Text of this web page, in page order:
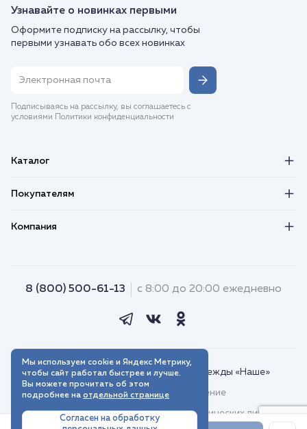
Узнавайте о новинках первыми
Оформите подписку на рассылку, чтобы
первыми узнавать обо всех новинках
Подписываясь на рассылку, вы соглашаетесь с
условиями Политики конфиденциальности
Каталог
Покупателям
Компания
8 (800) 500-61-13 с 8:00 до 20:00 ежедневно
© 2018–2026. Интернет-магазин одежды «Наше»
Пользовательское соглашение
Договор присоединения для юридических лиц
Мы используем cookie и Яндекс Метрику,
чтобы сайт работал быстрее и лучше.
Вы можете прочитать об этом
подробнее на отдельной странице
Согласен на обработку